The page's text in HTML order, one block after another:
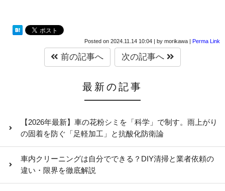
Posted on 2024.11.14 10:04 | by morikawa | Perma Link
前の記事へ 次の記事へ
最新の記事
【2026年最新】車の花粉シミを「科学」で制す。雨上がり
の固着を防ぐ「足軽加工」と抗酸化防衛論
車内クリーニングは自分でできる？DIY清掃と業者依頼の
違い・限界を徹底解説